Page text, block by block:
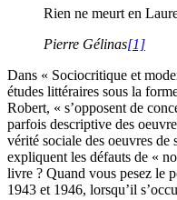
Rien ne meurt en
Pierre Gélinas[1]
Dans « Sociocritique et
études littéraires sous la
Robert, « s’opposent de
parfois descriptive des
vérité sociale des oeuvres
expliquent les défauts de «
livre ? Quand vous pesez le
1943 et 1946, lorsqu’il